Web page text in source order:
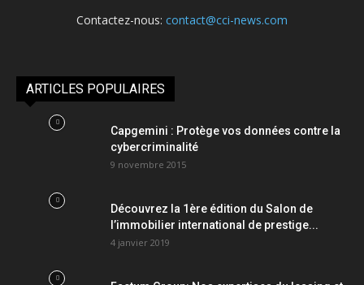
Contactez-nous: contact@cci-news.com
ARTICLES POPULAIRES
Capgemini : Protège vos données contre la
cybercriminalité
9 novembre 2015
Découvrez la 1ère édition du Salon de
l’immobilier international de prestige...
4 janvier 2019